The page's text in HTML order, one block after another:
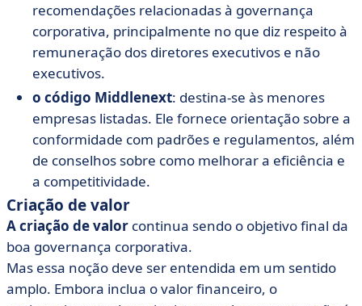
recomendações relacionadas à governança
corporativa, principalmente no que diz respeito à
remuneração dos diretores executivos e não
executivos.
o código Middlenext: destina-se às menores
empresas listadas. Ele fornece orientação sobre a
conformidade com padrões e regulamentos, além
de conselhos sobre como melhorar a eficiência e
a competitividade.
Criação de valor
A criação de valor continua sendo o objetivo final da
boa governança corporativa.
Mas essa noção deve ser entendida em um sentido
amplo. Embora inclua o valor financeiro, o